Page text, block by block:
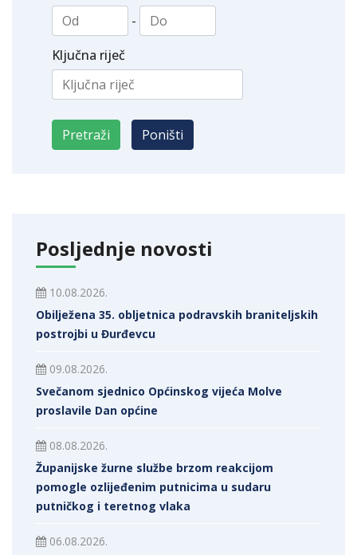
-
Ključna riječ
Posljednje novosti
10.08.2026.
Obilježena 35. obljetnica podravskih braniteljskih
postrojbi u Đurđevcu
09.08.2026.
Svečanom sjednico Općinskog vijeća Molve
proslavile Dan općine
08.08.2026.
Županijske žurne službe brzom reakcijom
pomogle ozlijeđenim putnicima u sudaru
putničkog i teretnog vlaka
06.08.2026.